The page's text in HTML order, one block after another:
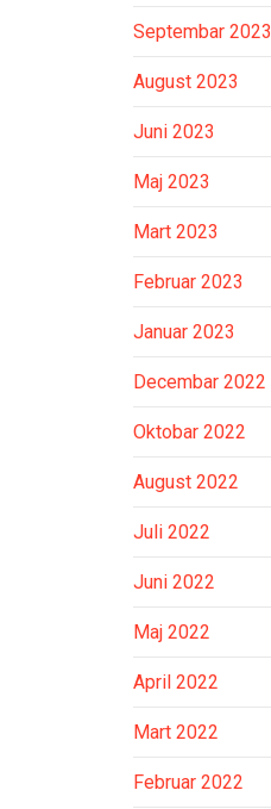
Septembar 2023
August 2023
Juni 2023
Maj 2023
Mart 2023
Februar 2023
Januar 2023
Decembar 2022
Oktobar 2022
August 2022
Juli 2022
Juni 2022
Maj 2022
April 2022
Mart 2022
Februar 2022